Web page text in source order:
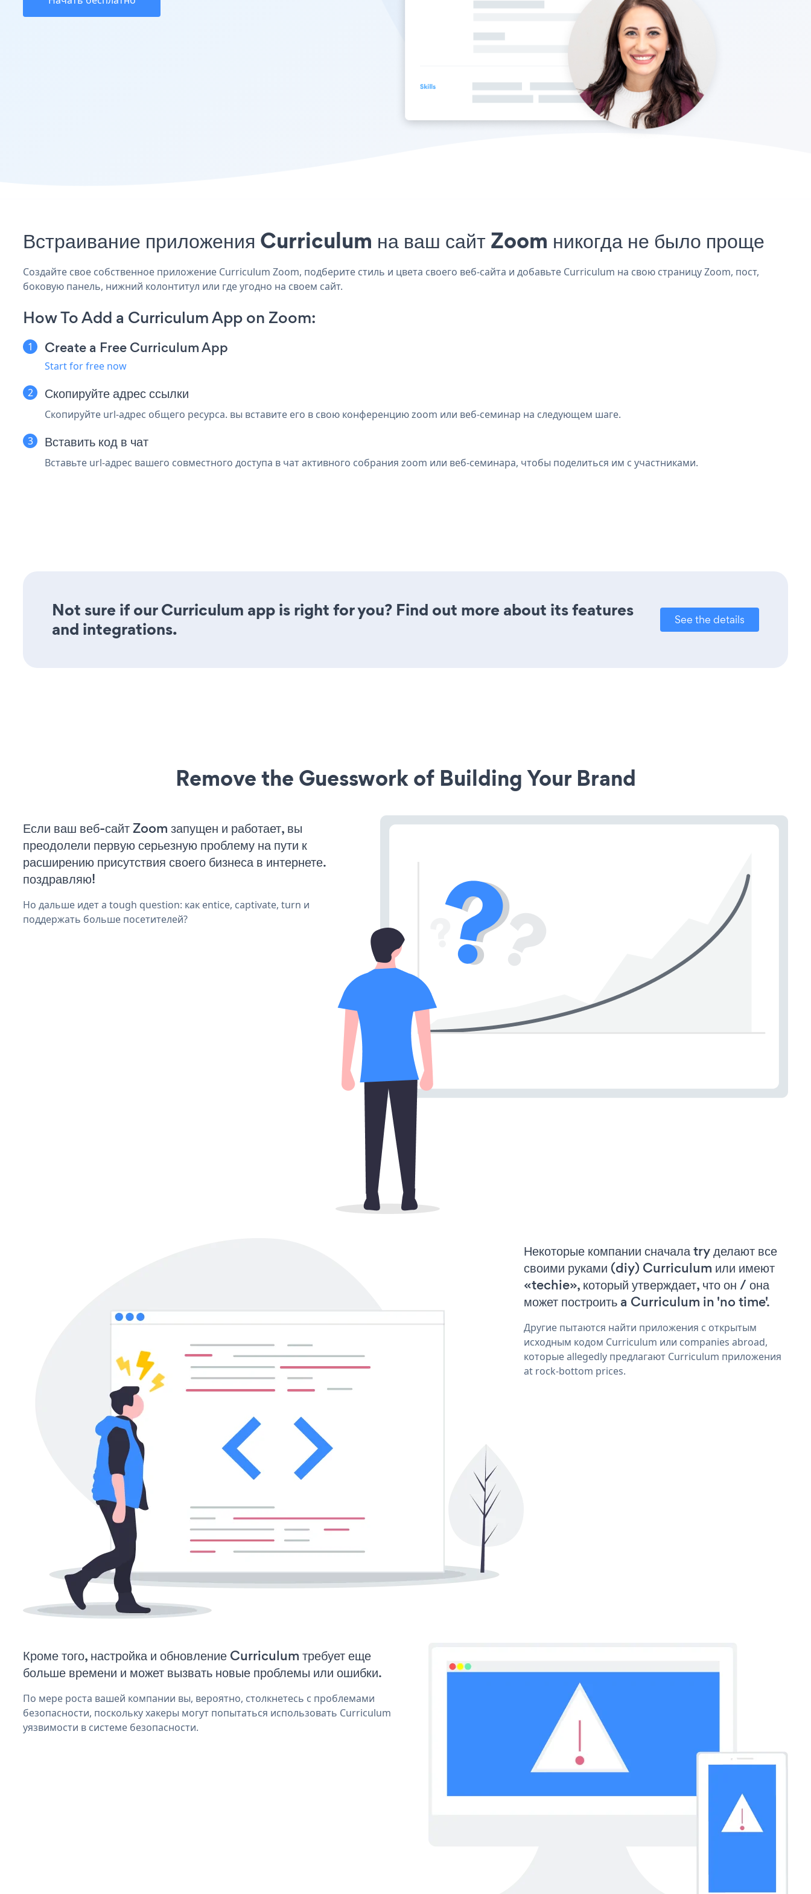
Встраивание приложения Curriculum на ваш сайт Zoom никогда не было проще
Создайте свое собственное приложение Curriculum Zoom, подберите стиль и цвета своего веб-сайта и добавьте Curriculum на свою страницу Zoom, пост,
боковую панель, нижний колонтитул или где угодно на своем сайт.
How To Add a Curriculum App on Zoom:
Create a Free Curriculum App
Start for free now
Скопируйте адрес ссылки
Скопируйте url-адрес общего ресурса. вы вставите его в свою конференцию zoom или веб-семинар на следующем шаге.
Вставить код в чат
Вставьте url-адрес вашего совместного доступа в чат активного собрания zoom или веб-семинара, чтобы поделиться им с участниками.
Not sure if our Curriculum app is right for you? Find out more about its features
and integrations.
See the details
Remove the Guesswork of Building Your Brand
Если ваш веб-сайт Zoom запущен и работает, вы
преодолели первую серьезную проблему на пути к
расширению присутствия своего бизнеса в интернете.
поздравляю!
Но дальше идет a tough question: как entice, captivate, turn и
поддержать больше посетителей?
Некоторые компании сначала try делают все
своими руками (diy) Curriculum или имеют
«techie», который утверждает, что он / она
может построить a Curriculum in 'no time'.
Другие пытаются найти приложения с открытым
исходным кодом Curriculum или companies abroad,
которые allegedly предлагают Curriculum приложения
at rock-bottom prices.
Кроме того, настройка и обновление Curriculum требует еще
больше времени и может вызвать новые проблемы или ошибки.
По мере роста вашей компании вы, вероятно, столкнетесь с проблемами
безопасности, поскольку хакеры могут попытаться использовать Curriculum
уязвимости в системе безопасности.